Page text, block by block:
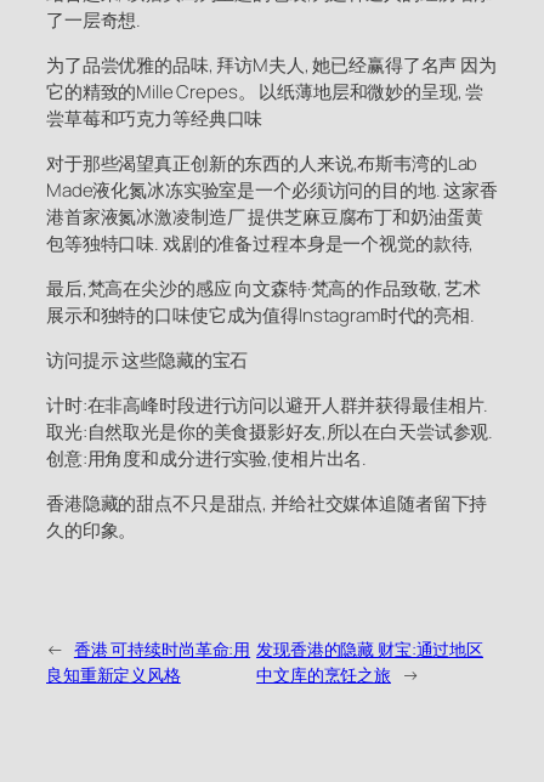
了一层奇想.
为了品尝优雅的品味, 拜访M夫人, 她已经赢得了名声 因为
它的精致的Mille Crepes。 以纸薄地层和微妙的呈现, 尝
尝草莓和巧克力等经典口味
对于那些渴望真正创新的东西的人来说,布斯韦湾的Lab
Made液化氮冰冻实验室是一个必须访问的目的地. 这家香
港首家液氮冰激凌制造厂 提供芝麻豆腐布丁和奶油蛋黄
包等独特口味. 戏剧的准备过程本身是一个视觉的款待,
最后,梵高在尖沙的感应 向文森特·梵高的作品致敬, 艺术
展示和独特的口味使它成为值得Instagram时代的亮相.
访问提示 这些隐藏的宝石
计时:在非高峰时段进行访问以避开人群并获得最佳相片.
取光:自然取光是你的美食摄影好友,所以在白天尝试参观.
创意:用角度和成分进行实验,使相片出名.
香港隐藏的甜点不只是甜点, 并给社交媒体追随者留下持
久的印象。
← 香港 可持续时尚革命:用
良知重新定义风格
发现香港的隐藏 财宝:通过地区
中文库的烹饪之旅
→